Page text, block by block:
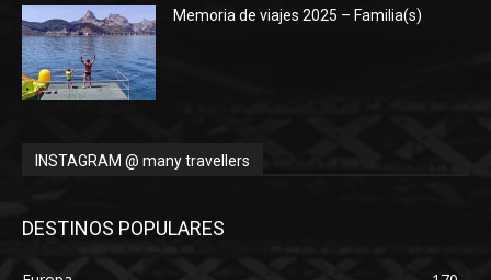
Memoria de viajes 2025 – Familia(s)
INSTAGRAM @ many travellers
DESTINOS POPULARES